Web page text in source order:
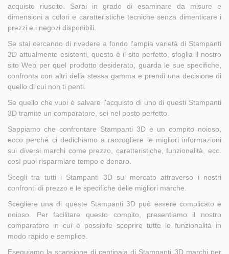
acquisto riuscito. Sarai in grado di esaminare da misure e
dimensioni a colori e caratteristiche tecniche senza dimenticare i
prezzi e i negozi disponibili.
Se stai cercando di rivedere a fondo l'ampia varietà di Stampanti
3D attualmente esistenti, questo è il sito perfetto, sfoglia il nostro
sito Web per quel prodotto desiderato, guarda le sue specifiche,
confronta con altri della stessa gamma e prendi una decisione di
quello di cui non ti penti.
Se quello che vuoi è salvare l'acquisto di uno di questi Stampanti
3D tramite un comparatore, sei nel posto perfetto.
Sappiamo che confrontare Stampanti 3D è un compito noioso,
ecco perché ci dedichiamo a raccogliere le migliori informazioni
sui diversi marchi come prezzo, caratteristiche, funzionalità, ecc.
così puoi risparmiare tempo e denaro.
Scegli tra tutti i Stampanti 3D sul mercato attraverso i nostri
confronti di prezzo e le specifiche delle migliori marche.
Scegliere una di queste Stampanti 3D può essere complicato e
noioso. Per facilitare questo compito, presentiamo il nostro
comparatore in cui è possibile scoprire tutte le funzionalità in
modo rapido e semplice.
Eseguiamo la scansione di centinaia di Stampanti 3D marchi per